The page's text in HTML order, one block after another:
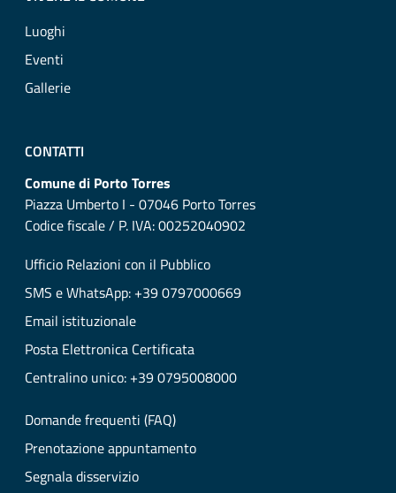
Luoghi
Eventi
Gallerie
CONTATTI
Comune di Porto Torres
Piazza Umberto I - 07046 Porto Torres
Codice fiscale / P. IVA: 00252040902
Ufficio Relazioni con il Pubblico
SMS e WhatsApp: +39 0797000669
Email istituzionale
Posta Elettronica Certificata
Centralino unico: +39 0795008000
Domande frequenti (FAQ)
Prenotazione appuntamento
Segnala disservizio